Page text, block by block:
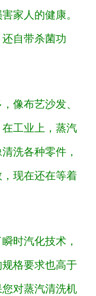
家人的健康。
自带杀菌功
像布艺沙发、
工业上，蒸汽
洗各种零件，
现在还在等着
时汽化技术，
格要求也高于
对蒸汽清洗机